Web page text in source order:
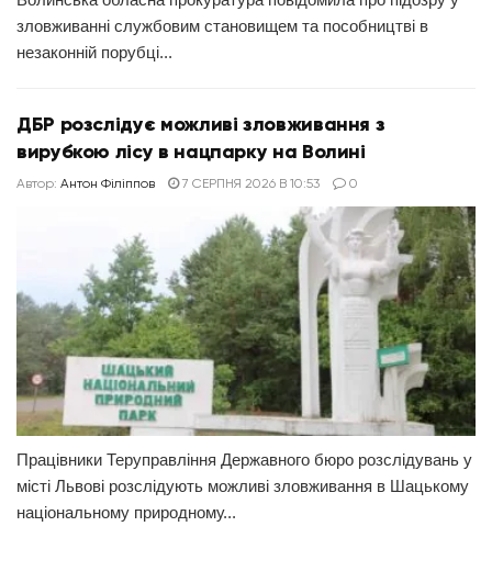
зловживанні службовим становищем та пособництві в
незаконній порубці...
ДБР розслідує можливі зловживання з
вирубкою лісу в нацпарку на Волині
Автор: Антон Філіппов 7 СЕРПНЯ 2026 В 10:53 0
Працівники Теруправління Державного бюро розслідувань у
місті Львові розслідують можливі зловживання в Шацькому
національному природному...